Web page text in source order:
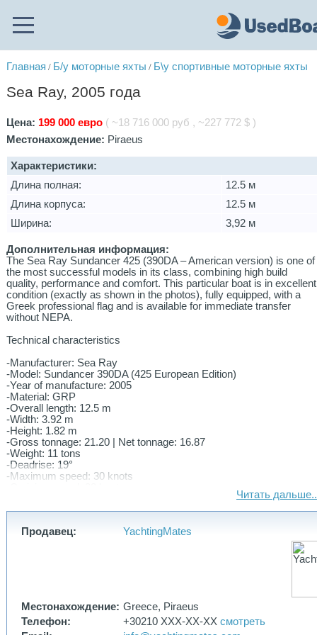
Главная / Б/у моторные яхты / Б\у спортивные моторные яхты
Sea Ray, 2005 года
Цена: 199 000 евро ( ~18 716 000 руб , ~227 772 $ )
Местонахождение: Piraeus
Характеристики:
Длина полная:
12.5 м
Длина корпуса:
12.5 м
Ширина:
3,92 м
Дополнительная информация:
The Sea Ray Sundancer 425 (390DA – American version) is one of
the most successful models in its class, combining high build
quality, performance and comfort. This particular boat is in excellent
condition (exactly as shown in the photos), fully equipped, with a
Greek professional flag and is available for immediate transfer
without NEPA.
Technical characteristics
-Manufacturer: Sea Ray
-Model: Sundancer 390DA (425 European Edition)
-Year of manufacture: 2005
-Material: GRP
-Overall length: 12.5 m
-Width: 3.92 m
-Height: 1.82 m
-Gross tonnage: 21.20 | Net tonnage: 16.87
-Weight: 11 tons
-Deadrise: 19°
-Maximum speed: 30 knots
- 1 Master cabin+ 1 double cabin + sofa bed
Engines
-Four-bladed propellers 21”x23” RH/LH
-New bushings and shaft seals
-Full engine service
Читать
Продавец: YachtingMates
Местонахождение: Greece, Piraeus
Телефон:
+30210 XXX-XX-XX смотреть